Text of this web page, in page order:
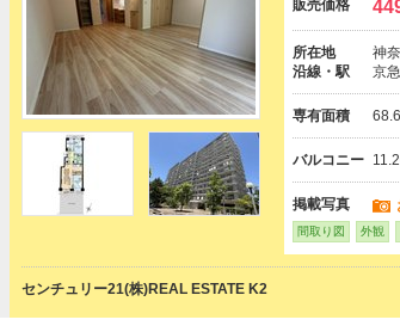
販売価格
所在地
神
沿線・駅
京
専有面積
バルコニー
掲載写真
間取り図 外観
センチュリー21(株)REAL ESTATE K2